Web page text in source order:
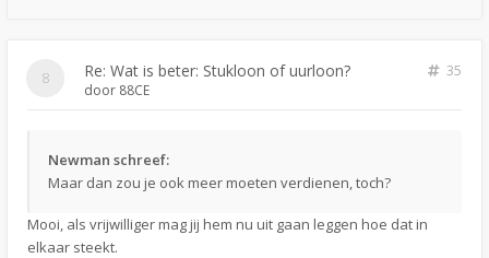
Re: Wat is beter: Stukloon of uurloon?
35
door 88CE
Newman schreef:
Maar dan zou je ook meer moeten verdienen, toch?
Mooi, als vrijwilliger mag jij hem nu uit gaan leggen hoe dat in
elkaar steekt.